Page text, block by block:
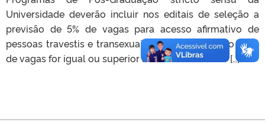
Universidade deverão incluir nos editais de seleção a
previsão de 5% de vagas para acesso afirmativo de
pessoas travestis e transexuais, quando o número total
de vagas for igual ou superior a 3. Para ter acesso […]